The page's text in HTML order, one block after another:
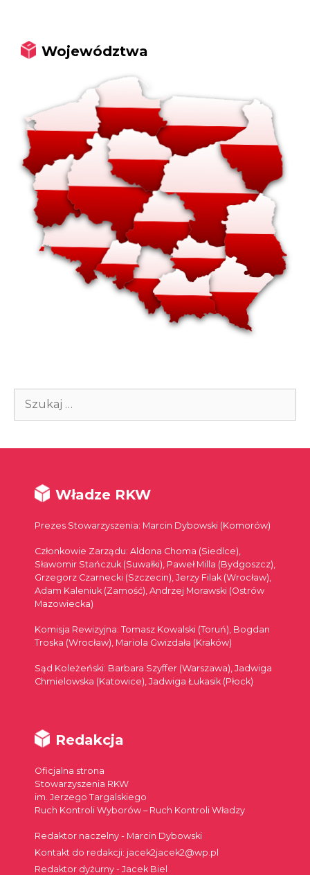
Województwa
Szukaj:
Władze RKW
Prezes Stowarzyszenia: Marcin Dybowski (Komorów)
Członkowie Zarządu: Aldona Choma (Siedlce),
Sławomir Stańczuk (Suwałki), Paweł Milla (Bydgoszcz),
Grzegorz Czarnecki (Szczecin), Jerzy Filak (Wrocław),
Adam Kaleniuk (Zamość), Andrzej Morawski (Ostrów
Mazowiecka)
Komisja Rewizyjna: Tomasz Kowalski (Toruń), Bogdan
Troska (Wrocław), Mariola Gwizdała (Kraków)
Sąd Koleżeński: Barbara Szyffer (Warszawa), Jadwiga
Chmielowska (Katowice), Jadwiga Łukasik (Płock)
Redakcja
Oficjalna strona
Stowarzyszenia RKW
im. Jerzego Targalskiego
Ruch Kontroli Wyborów – Ruch Kontroli Władzy
Redaktor naczelny - Marcin Dybowski
Kontakt do redakcji: jacek2jacek2@wp.pl
Redaktor dyżurny - Jacek Biel